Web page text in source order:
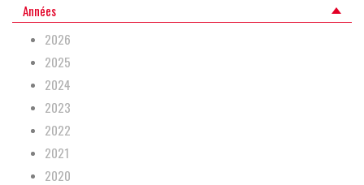
Années
2026
2025
2024
2023
2022
2021
2020